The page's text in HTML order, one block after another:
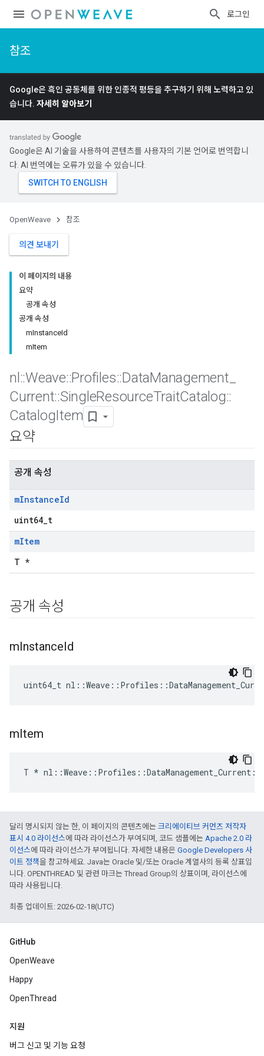
로그인
참조
Google은 흑인 공동체를 위한 인종적 평등을 추구하기 위해 노력하고 있
습니다. 자세히 알아보기
Google은 AI 기술을 사용하여 콘텐츠를 사용자의 기본 언어로 번역합니
다. AI 번역에는 오류가 있을 수 있습니다.
OpenWeave 참조
의견 보내기
이 페이지의 내용
요약
공개 속성
공개 속성
mInstanceId
mItem
nl ::Weave::Profiles::DataManagement
Current::SingleResourceTraitCatalog::
CatalogItem
요약
공개 속성
mInstanceId
uint64_t
mItem
T *
공개 속성
mInstanceId
uint64_t
mItem
T *
달리 명시되지 않는 한, 이 페이지의 콘텐츠에는 크리에이티브 커먼즈 저작자
표시 4.0 라이선스에 따라 라이선스가 부여되며, 코드 샘플에는 Apache 2.0 라
이선스에 따라 라이선스가 부여됩니다. 자세한 내용은 Google Developers 사
이트 정책을 참고하세요. Java는 Oracle 및/또는 Oracle 계열사의 등록 상표입
니다. OPENTHREAD 및 관련 마크는 Thread Group의 상표이며, 라이선스에
따라 사용됩니다.
최종 업데이트: 2026-02-18(UTC)
GitHub
OpenWeave
Happy
OpenThread
지원
버그 신고 및 기능 요청